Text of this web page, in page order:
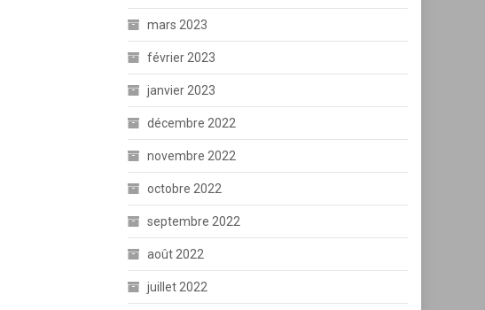
mars 2023
février 2023
janvier 2023
décembre 2022
novembre 2022
octobre 2022
septembre 2022
août 2022
juillet 2022